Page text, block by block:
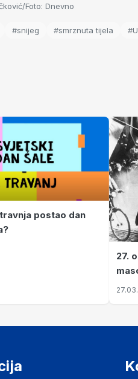
Foto: Dnevno
#snijeg #smrznuta tijela
postao dan
27.
koji